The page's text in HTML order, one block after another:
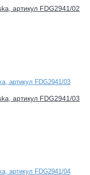
артикул FDG2941/02
артикул FDG2941/03